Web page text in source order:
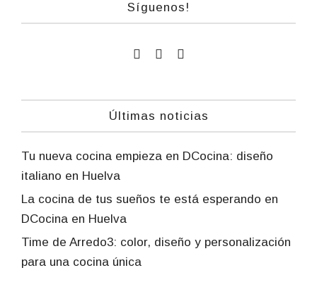
Síguenos!
Últimas noticias
Tu nueva cocina empieza en DCocina: diseño
italiano en Huelva
La cocina de tus sueños te está esperando en
DCocina en Huelva
Time de Arredo3: color, diseño y personalización
para una cocina única